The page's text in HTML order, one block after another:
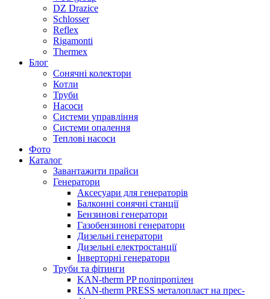
DZ Drazice
Schlosser
Reflex
Rigamonti
Thermex
Блог
Сонячні колектори
Котли
Труби
Насоси
Системи управління
Системи опалення
Теплові насоси
Фото
Каталог
Завантажити прайси
Генератори
Аксесуари для генераторів
Балконні сонячні станції
Бензинові генератори
Газобензинові генератори
Дизельні генератори
Дизельні електростанції
Інверторні генератори
Труби та фітинги
KAN-therm PP поліпропілен
KAN-therm PRESS металопласт на прес-